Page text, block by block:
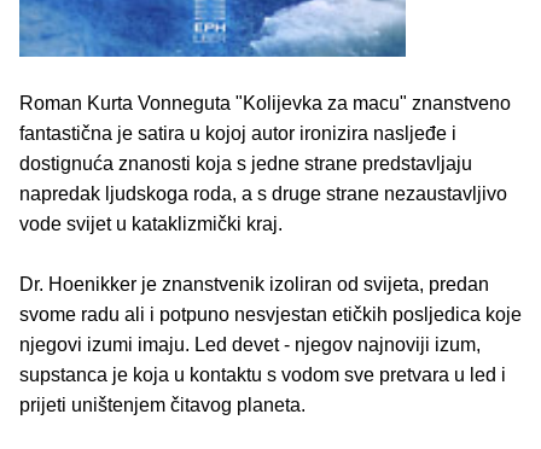
Roman Kurta Vonneguta "Kolijevka za macu" znanstveno
fantastična je satira u kojoj autor ironizira nasljeđe i
dostignuća znanosti koja s jedne strane predstavljaju
napredak ljudskoga roda, a s druge strane nezaustavljivo
vode svijet u kataklizmički kraj.
Dr. Hoenikker je znanstvenik izoliran od svijeta, predan
svome radu ali i potpuno nesvjestan etičkih posljedica koje
njegovi izumi imaju. Led devet - njegov najnoviji izum,
supstanca je koja u kontaktu s vodom sve pretvara u led i
prijeti uništenjem čitavog planeta.